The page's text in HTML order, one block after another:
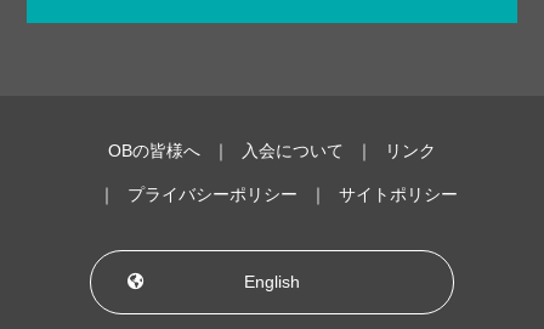
OBの皆様へ 入会について リンク
プライバシーポリシー サイトポリシー
English